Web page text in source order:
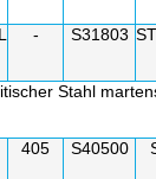
- S31803
Stahl
405 S40500